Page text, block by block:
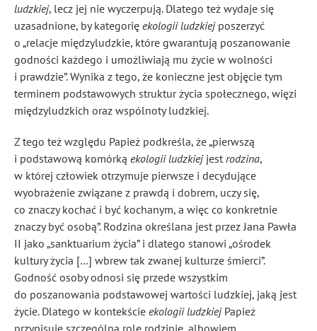
ludzkiej, lecz jej nie wyczerpują. Dlatego też wydaje się
uzasadnione, by kategorię ekologii ludzkiejposzerzyć
o „relacje międzyludzkie, które gwarantują poszanowanie
godności każdego i umożliwiają mu życie w wolności
i prawdzie”. Wynika z tego, że konieczne jest objęcie tym
terminem podstawowych struktur życia społecznego, więzi
międzyludzkich oraz wspólnoty ludzkiej.
Z tego też względu Papież podkreśla, że „pierwszą
i podstawową komórką ekologii ludzkiejjest rodzina,
w której człowiek otrzymuje pierwsze i decydujące
wyobrażenie związane z prawdą i dobrem, uczy się,
co znaczy kochać i być kochanym, a więc co konkretnie
znaczy być osobą”. Rodzina określana jest przez Jana Pawła
II jako „sanktuarium życia” i dlatego stanowi „ośrodek
kultury życia […] wbrew tak zwanej kulturze śmierci”.
Godność osoby odnosi się przede wszystkim
do poszanowania podstawowej wartości ludzkiej, jaką jest
życie. Dlatego w kontekście ekologii ludzkiejPapież